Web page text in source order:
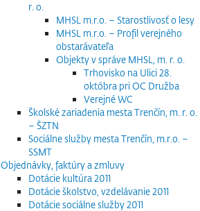
r. o.
MHSL m.r.o. – Starostlivosť o lesy
MHSL m.r.o. – Profil verejného
obstarávateľa
Objekty v správe MHSL, m. r. o.
Trhovisko na Ulici 28.
októbra pri OC Družba
Verejné WC
Školské zariadenia mesta Trenčín, m. r. o.
– ŠZTN
Sociálne služby mesta Trenčín, m.r.o. –
SSMT
Objednávky, faktúry a zmluvy
Dotácie kultúra 2011
Dotácie školstvo, vzdelávanie 2011
Dotácie sociálne služby 2011